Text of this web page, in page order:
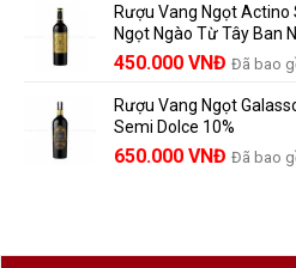
là:
1.529.000 VNĐ.
tại
là:
Rượu Vang Ngọt Actino
Ngọt Ngào Từ Tây Ban
450.000 VNĐ Đã bao
Rượu Vang Ngọt
Semi Dolce 10%
650.000 VNĐ Đã bao